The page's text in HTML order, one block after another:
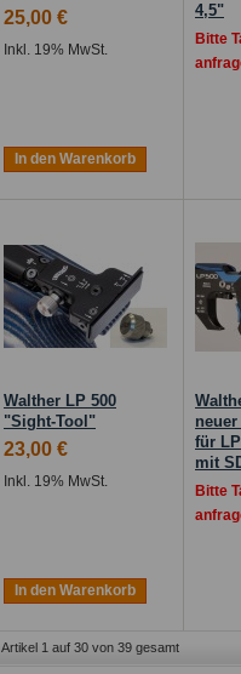
25,00 €
Inkl. 19% MwSt.
In den Warenkorb
4,5"
Bitte
Walther LP 500
"Sight-Tool"
23,00 €
Inkl. 19% MwSt.
In den Warenkorb
für
mit
Bitte
Artikel 1 auf 30 von 39 gesamt